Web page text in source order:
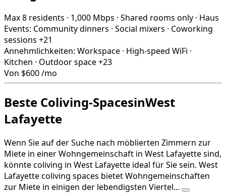
Max 8 residents · 1,000 Mbps · Shared rooms only · Haus
Events: Community dinners · Social mixers · Coworking
sessions +21
Annehmlichkeiten: Workspace · High-speed WiFi ·
Kitchen · Outdoor space+23
Von $600/mo
Beste Coliving-SpacesinWest
Lafayette
Wenn Sie auf der Suche nach möblierten Zimmern zur
Miete in einer Wohngemeinschaft in West Lafayette sind,
könnte coliving in West Lafayette ideal für Sie sein. West
Lafayette coliving spaces bietet Wohngemeinschaften
zur Miete in einigen der lebendigsten Viertel...